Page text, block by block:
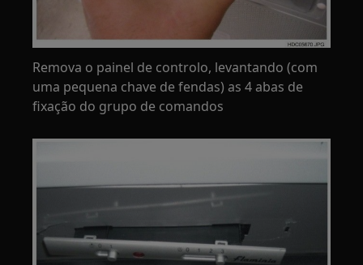
Remova o painel de controlo, levantando (com
uma pequena chave de fendas) as 4 abas de
fixação do grupo de comandos